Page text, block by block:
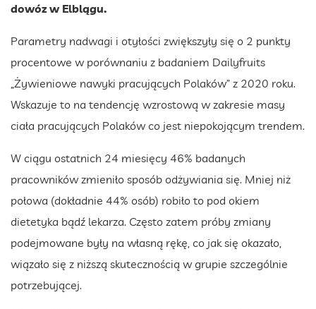
dowóz w Elblągu.
Parametry nadwagi i otyłości zwiększyły się o 2 punkty
procentowe w porównaniu z badaniem Dailyfruits
„Żywieniowe nawyki pracujących Polaków” z 2020 roku.
Wskazuje to na tendencję wzrostową w zakresie masy
ciała pracujących Polaków co jest niepokojącym trendem.
W ciągu ostatnich 24 miesięcy 46% badanych
pracowników zmieniło sposób odżywiania się. Mniej niż
połowa (dokładnie 44% osób) robiło to pod okiem
dietetyka bądź lekarza. Często zatem próby zmiany
podejmowane były na własną rękę, co jak się okazało,
wiązało się z niższą skutecznością w grupie szczególnie
potrzebującej.